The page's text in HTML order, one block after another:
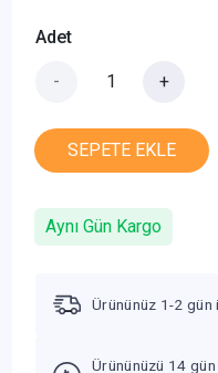
Adet
- +
SEPETE EKLE
Aynı Gün Kargo
Ürününüz 1-2
Ürününüzü 14